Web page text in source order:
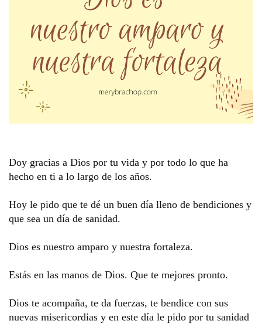
Doy gracias a Dios por tu vida y por todo lo que ha
hecho en ti a lo largo de los años.
Hoy le pido que te dé un buen día lleno de bendiciones y
que sea un día de sanidad.
Dios es nuestro amparo y nuestra fortaleza.
Estás en las manos de Dios. Que te mejores pronto.
Dios te acompaña, te da fuerzas, te bendice con sus
nuevas misericordias y en este día le pido por tu sanidad